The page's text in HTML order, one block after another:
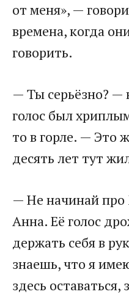
от меня», —
времена, когда
говорить.
— Ты серьёзно? —
голос был
то в горле. —
десять лет тут
— Не начинай
Анна. Её голос
держать себя в
знаешь, что я
здесь